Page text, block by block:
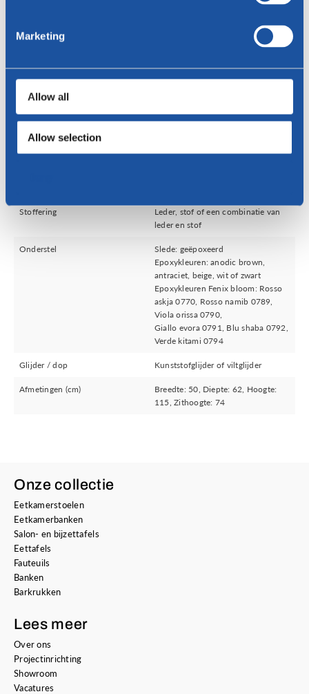
Marketing
Allow all
Allow selection
Versturen
Stoffering
Leder, stof of een combinatie van
leder en stof
Onderstel
Slede: geëpoxeerd
Epoxykleuren: anodic brown,
antraciet, beige, wit of zwart
Epoxykleuren Fenix bloom: Rosso
askja 0770, Rosso namib 0789,
Viola orissa 0790,
Giallo evora 0791, Blu shaba 0792,
Verde kitami 0794
Glijder / dop Kunststofglijder of viltglijder
Afmetingen (cm)
Breedte: 50, Diepte: 62, Hoogte:
115, Zithoogte: 74
Onze collectie
Eetkamerstoelen
Eetkamerbanken
Salon- en bijzettafels
Eettafels
Fauteuils
Banken
Barkrukken
Lees meer
Over ons
Projectinrichting
Showroom
Vacatures